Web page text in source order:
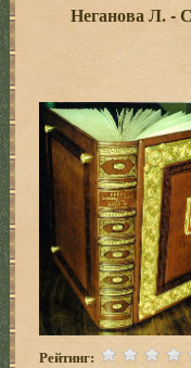
Неганова Л. -
Рейтинг: